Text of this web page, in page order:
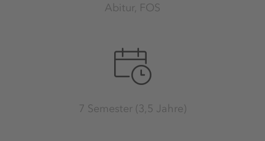
Abitur, FOS
7 Semester (3,5 Jahre)